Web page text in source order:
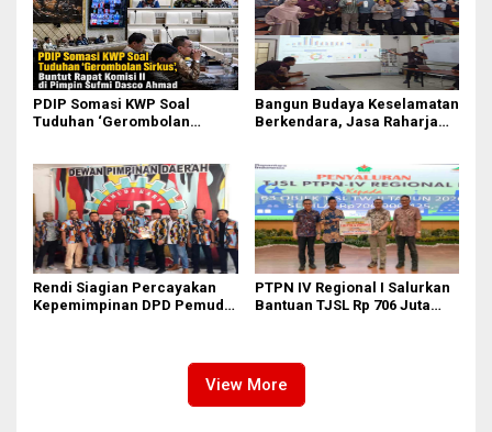
PDIP Somasi KWP Soal
Tuduhan ‘Gerombolan
Ahmad
Bangun Budaya Keselamatan
Berkendara, Jasa Raharja
Rendi Siagian Percayakan
Kepemimpinan DPD Pemuda
PTPN IV Regional I Salurkan
Bantuan TJSL Rp 706 Juta
View More